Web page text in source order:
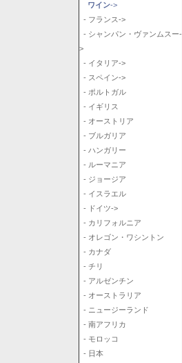
ワイン->
- フランス->
- シャンパン・ヴァンムスー-
>
- イタリア->
- スペイン->
- ポルトガル
- イギリス
- オーストリア
- ブルガリア
- ハンガリー
- ルーマニア
- ジョージア
- イスラエル
- ドイツ->
- カリフォルニア
- オレゴン・ワシントン
- カナダ
- チリ
- アルゼンチン
- オーストラリア
- ニュージーランド
- 南アフリカ
- モロッコ
- 日本